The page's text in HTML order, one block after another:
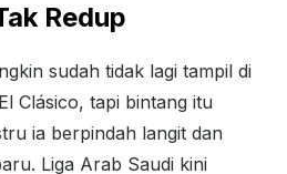
Redup
sudah tidak lagi tampil di
Clásico, tapi bintang itu
ia berpindah langit dan
Liga Arab Saudi kini